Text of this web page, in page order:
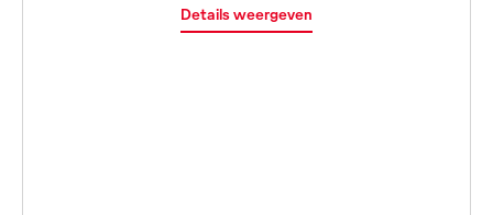
Details weergeven